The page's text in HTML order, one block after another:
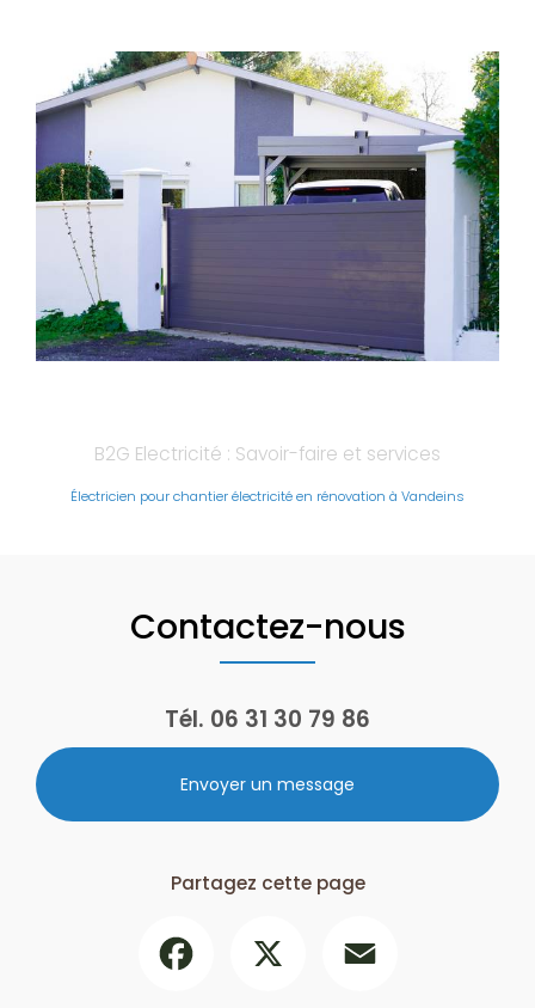
B2G Electricité : Savoir-faire et services
Électricien pour chantier électricité en rénovation à Vandeins
Contactez-nous
Tél. 06 31 30 79 86
Envoyer un message
Partagez cette page